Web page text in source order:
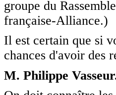
groupe du
française-Alliance.)
Il est certain que si
chances d'avoir des
M. Philippe